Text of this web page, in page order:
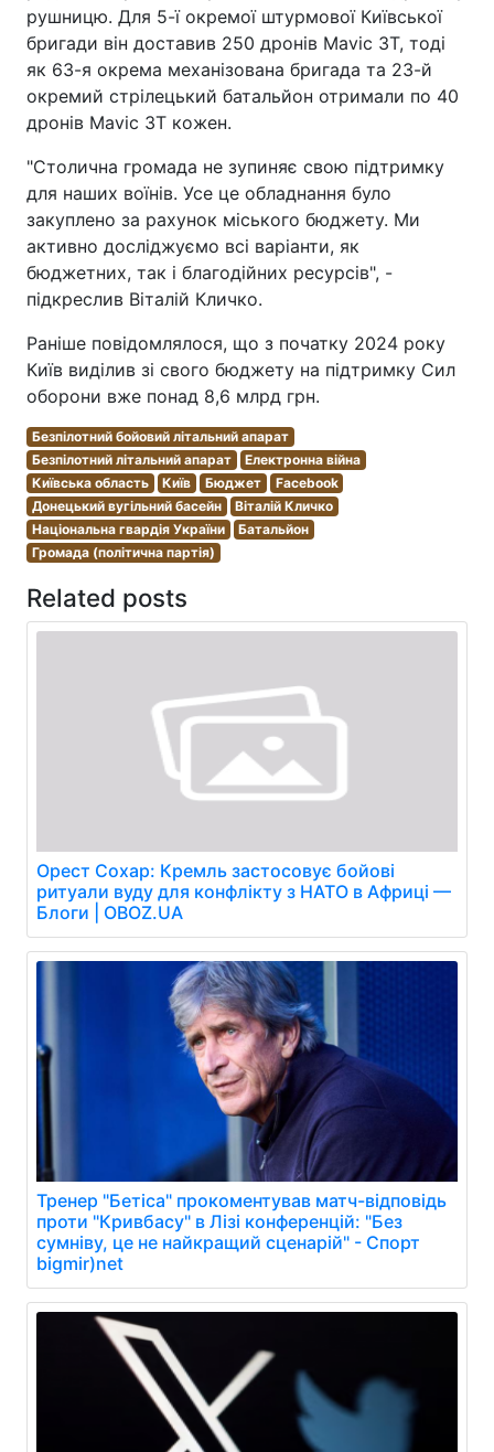
рушницю. Для 5-ї окремої штурмової Київської
бригади він доставив 250 дронів Mavic 3Т, тоді
як 63-я окрема механізована бригада та 23-й
окремий стрілецький батальйон отримали по 40
дронів Mavic 3Т кожен.
"Столична громада не зупиняє свою підтримку
для наших воїнів. Усе це обладнання було
закуплено за рахунок міського бюджету. Ми
активно досліджуємо всі варіанти, як
бюджетних, так і благодійних ресурсів", -
підкреслив Віталій Кличко.
Раніше повідомлялося, що з початку 2024 року
Київ виділив зі свого бюджету на підтримку Сил
оборони вже понад 8,6 млрд грн.
Безпілотний бойовий літальний апарат
Безпілотний літальний апарат
Електронна війна
Київська область
Київ Бюджет
Facebook
Донецький вугільний басейн
Віталій Кличко
Національна гвардія України
Батальйон
Громада (політична партія)
Related posts
Орест Сохар: Кремль застосовує бойові
ритуали вуду для конфлікту з НАТО в Африці —
Блоги | OBOZ.UA
Тренер "Бетіса" прокоментував матч-відповідь
проти "Кривбасу" в Лізі конференцій: "Без
сумніву, це не найкращий сценарій" - Спорт
bigmir)net